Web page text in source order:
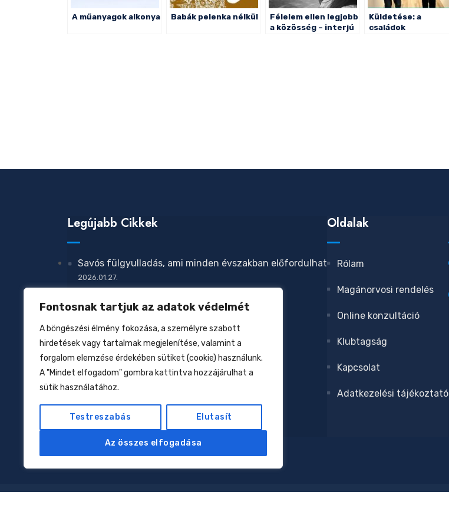
Fontosnak tartjuk az adatok védelmét
A böngészési élmény fokozása, a személyre szabott
hirdetések vagy tartalmak megjelenítése, valamint a
forgalom elemzése érdekében sütiket (cookie) használunk.
A "Mindet elfogadom" gombra kattintva hozzájárulhat a
sütik használatához.
Testreszabás Elutasít
Az összes elfogadása
A műanyagok alkonya Babák pelenka nélkül
Félelem ellen legjobb
a közösség – interjú
Küldetése: a
családok
Legújabb Cikkek
Savós fülgyulladás, ami minden évszakban előfordulhat
2026.01.27.
Megelőzhető-e az atopiás dermatitisz?
Zavar a növekedésben
2026.01.27.
Csecsemőtáplálás az elmúlt 160 évben
2026.01.17.
Allergiák: kell-e nekünk az eliminációs diéta?
Oldalak
Rólam
Magánorvosi rendelés
Online konzultáció
Klubtagság
Kapcsolat
Adatkezelési tájékoztató